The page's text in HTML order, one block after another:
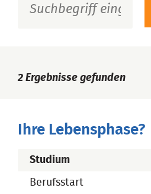
2 Ergebnisse gefunden
Ihre Lebensphase?
Studium
Berufsstart